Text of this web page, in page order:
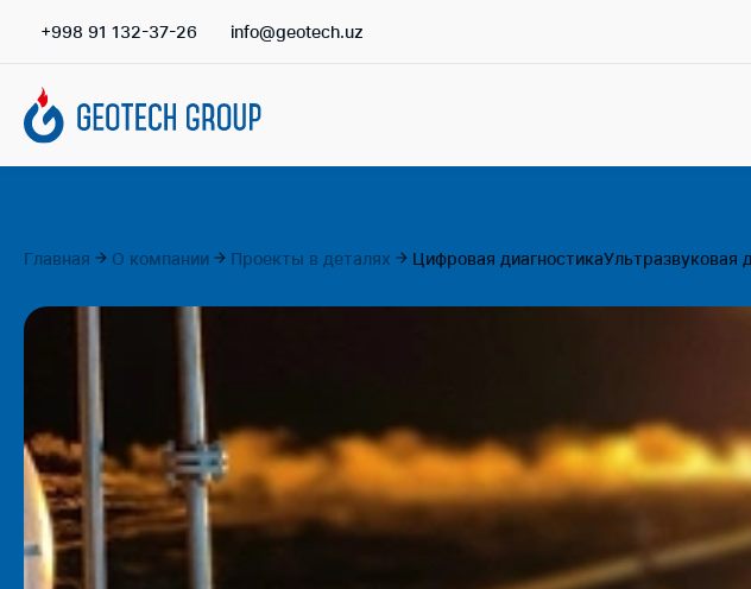
+998 91 132-37-26 info@geotech.uz
Главная О компании Проекты в деталях Цифровая диагностикаУльтразвуковая